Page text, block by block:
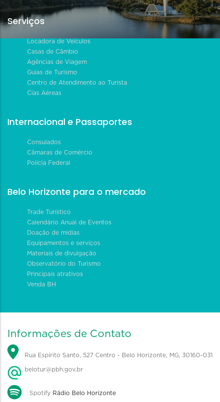
Serviços
Locadora de Veículos
Casas de Câmbio
Agências de Viagem
Guias de Turismo
Centro de Atendimento ao Turista
Cias Aéreas
Internacional e Passaportes
Consulados
Câmaras de Comércio
Polícia Federal
Belo Horizonte para o mercado
Trade Turístico
Calendário Anual de Eventos
Doação de mídias
Equipamentos e serviços
Materiais de divulgação
Observatório do Turismo
Principais atrativos
Venda BH
Informações de Contato
Rua Espírito Santo, 527 Centro - Belo Horizonte, MG, 30160-031
belotur@pbh.gov.br
Spotify Rádio Belo Horizonte